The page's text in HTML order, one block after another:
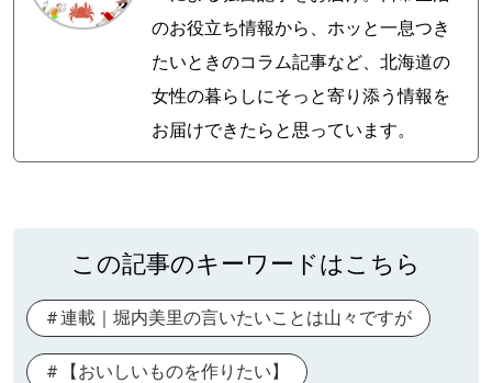
のお役立ち情報から、ホッと一息つき
たいときのコラム記事など、北海道の
女性の暮らしにそっと寄り添う情報を
お届けできたらと思っています。
この記事のキーワードはこちら
連載｜堀内美里の言いたいことは山々ですが
【おいしいものを作りたい】